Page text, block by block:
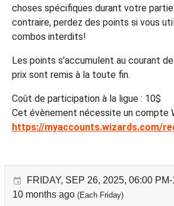
choses spécifiques durant votre partie
contraire, perdez des points si vous
combos interdits!
Les points s'accumulent au courant
prix sont remis à la toute fin.
Coût de participation à la ligue : 10$
Cet évènement nécessite un compte
https://myaccounts.wizards.com/
FRIDAY, SEP 26, 2025, 06:00
10 months ago (Each Friday)